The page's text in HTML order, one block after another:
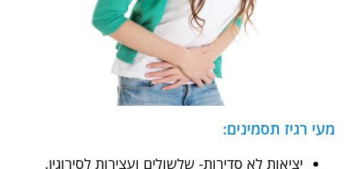
מעי רגיז תסמינים:
יציאות לא סדירות- שלשולים ועצירות לסירוגין.